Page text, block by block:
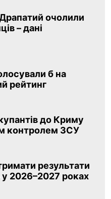
очолили
– дані
б на
рейтинг
до Криму
контролем ЗСУ
результати
2026–2027 роках